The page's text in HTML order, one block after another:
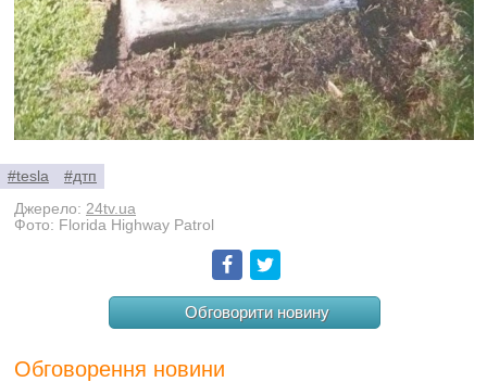
#tesla
#дтп
Джерело: 24tv.ua
Фото: Florida Highway Patrol
Facebook
Обговорити новину
Обговорення новини